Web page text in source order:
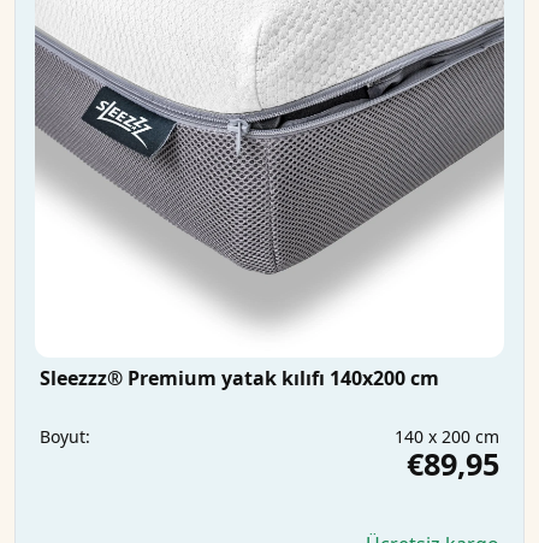
Sleezzz® Premium yatak kılıfı 140x200 cm
Boyut: 140 x 200 cm
€89,95